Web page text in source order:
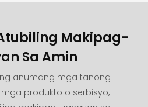
Makipag-
Sa Amin
anumang mga tanong
produkto o serbisyo,